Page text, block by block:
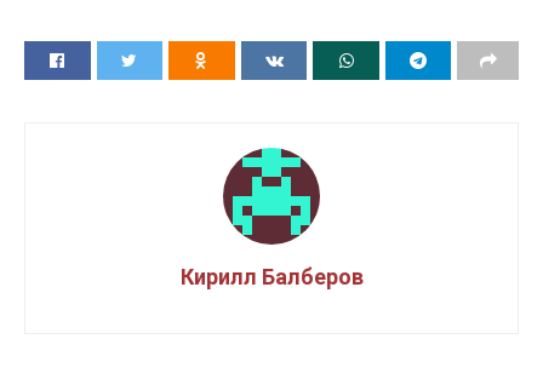
Кирилл Балберов